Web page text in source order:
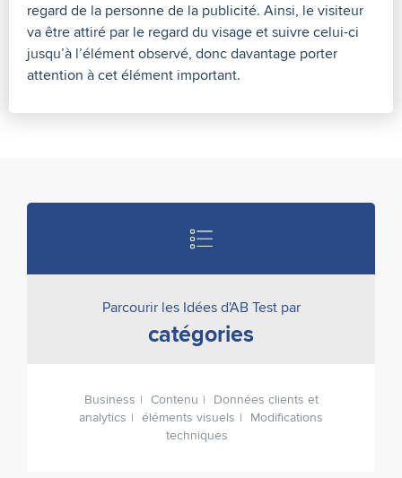
regard de la personne de la publicité. Ainsi, le visiteur
va être attiré par le regard du visage et suivre celui-ci
jusqu’à l’élément observé, donc davantage porter
attention à cet élément important.
Parcourir les Idées d'AB Test par
catégories
Business Contenu
Données clients et
analytics
éléments visuels
Modifications
techniques